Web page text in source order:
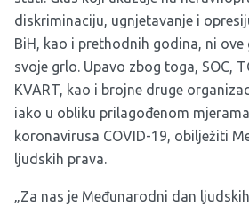
diskriminaciju, ugnjetavanje i
BiH, kao i prethodnih godina, ni ove
svoje grlo. Upavo zbog toga, SOC,
KVART, kao i brojne druge
iako u obliku prilagođenom
koronavirusa COVID-19, obilježiti
ljudskih prava.
„Za nas je Međunarodni dan